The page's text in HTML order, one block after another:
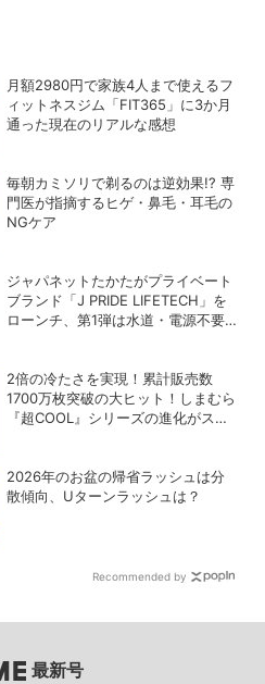
月額2980円で家族4人まで使えるフ
ィットネスジム「FIT365」に3か月
通った現在のリアルな感想
毎朝カミソリで剃るのは逆効果!? 専
門医が指摘するヒゲ・鼻毛・耳毛の
NGケア
ジャパネットたかたがプライベート
ブランド「J PRIDE LIFETECH」を
ローンチ、第1弾は水道・電源不要
2倍の冷たさを実現！累計販売数
1700万枚突破の大ヒット！しまむら
『超COOL』シリーズの進化がスゴ
2026年のお盆の帰省ラッシュは分
散傾向、Uターンラッシュは？
Recommended by
最新号